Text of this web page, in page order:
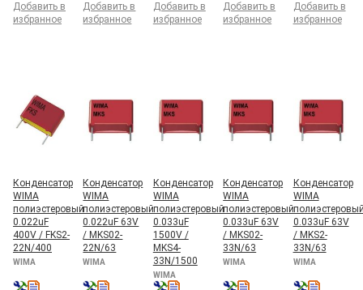
Добавить в
избранное
Добавить в
избранное
Добавить в
избранное
Добавить в
избранное
Добавить в
избранное
Конденсатор
WIMA
полиэстеровый
0.022uF
400V / FKS2-
22N/400
WIMA
Конденсатор
WIMA
полиэстеровый
0.022uF 63V
/ MKS02-
22N/63
WIMA
Конденсатор
WIMA
полиэстеровый
0.033uF
1500V /
MKS4-
33N/1500
WIMA
Конденсатор
WIMA
полиэстеровый
0.033uF 63V
/ MKS02-
33N/63
WIMA
Конденсатор
WIMA
0.033uF 63V
/ MKS2-
33N/63
WIMA